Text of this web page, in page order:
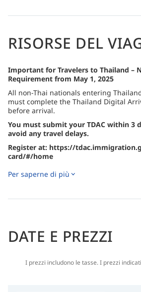
Gusta deliziosi pasti in stile
verdure fresche e pesce fritto intero
palato.
RISORSE DEL
Important for Travelers to Thailand –
Requirement from May 1, 2025
All non-Thai nationals entering
must complete the Thailand Digital
before arrival.
You must submit your TDAC within 3
avoid any travel delays.
Register at: https://
card/#/home
Per saperne di più
DATE E PREZZI
I prezzi includono le tasse. I prezzi